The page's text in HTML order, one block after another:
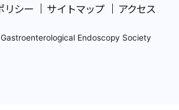
リシー サイトマップ アクセス
Endoscopy Society